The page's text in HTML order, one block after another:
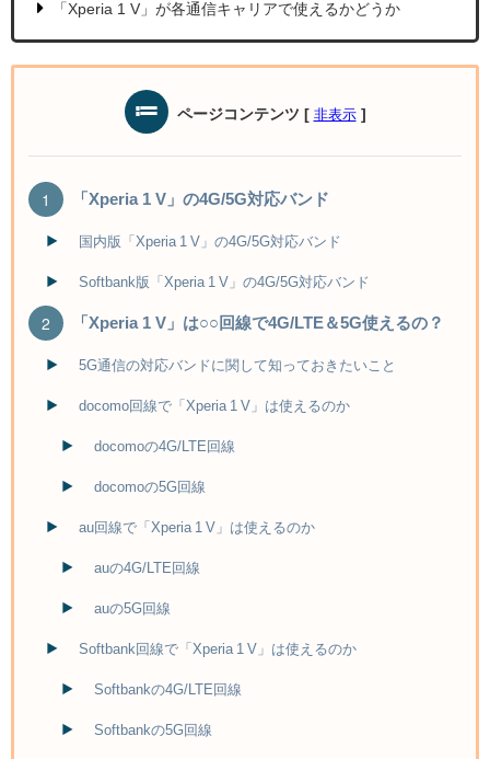
「Xperia 1 V」が各通信キャリアで使えるかどうか
ページコンテンツ [ 非表示 ]
「Xperia 1 V」の4G/5G対応バンド
国内版「Xperia 1 V」の4G/5G対応バンド
Softbank版「Xperia 1 V」の4G/5G対応バンド
「Xperia 1 V」は○○回線で4G/LTE＆5G使えるの？
5G通信の対応バンドに関して知っておきたいこと
docomo回線で「Xperia 1 V」は使えるのか
docomoの4G/LTE回線
docomoの5G回線
au回線で「Xperia 1 V」は使えるのか
auの4G/LTE回線
auの5G回線
Softbank回線で「Xperia 1 V」は使えるのか
Softbankの4G/LTE回線
Softbankの5G回線